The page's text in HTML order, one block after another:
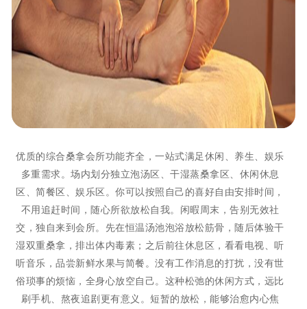
优质的综合桑拿会所功能齐全，一站式满足休闲、养生、娱乐
多重需求。场内划分独立泡汤区、干湿蒸桑拿区、休闲休息
区、简餐区、娱乐区。你可以按照自己的喜好自由安排时间，
不用追赶时间，随心所欲放松自我。闲暇周末，告别无效社
交，独自来到会所。先在恒温汤池泡浴放松筋骨，随后体验干
湿双重桑拿，排出体内毒素；之后前往休息区，看看电视、听
听音乐，品尝新鲜水果与简餐。没有工作消息的打扰，没有世
俗琐事的烦恼，全身心放空自己。这种松弛的休闲方式，远比
刷手机、熬夜追剧更有意义。短暂的放松，能够治愈内心焦